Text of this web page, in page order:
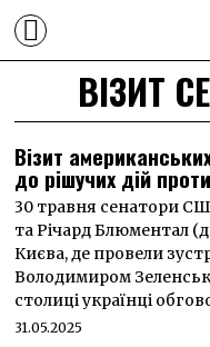
ВІЗИТ
Візит
до рішучих дій
30 травня сенатори
та Річард Блюментал
Києва, де провели
Володимиром
столиці українці
31.05.2025